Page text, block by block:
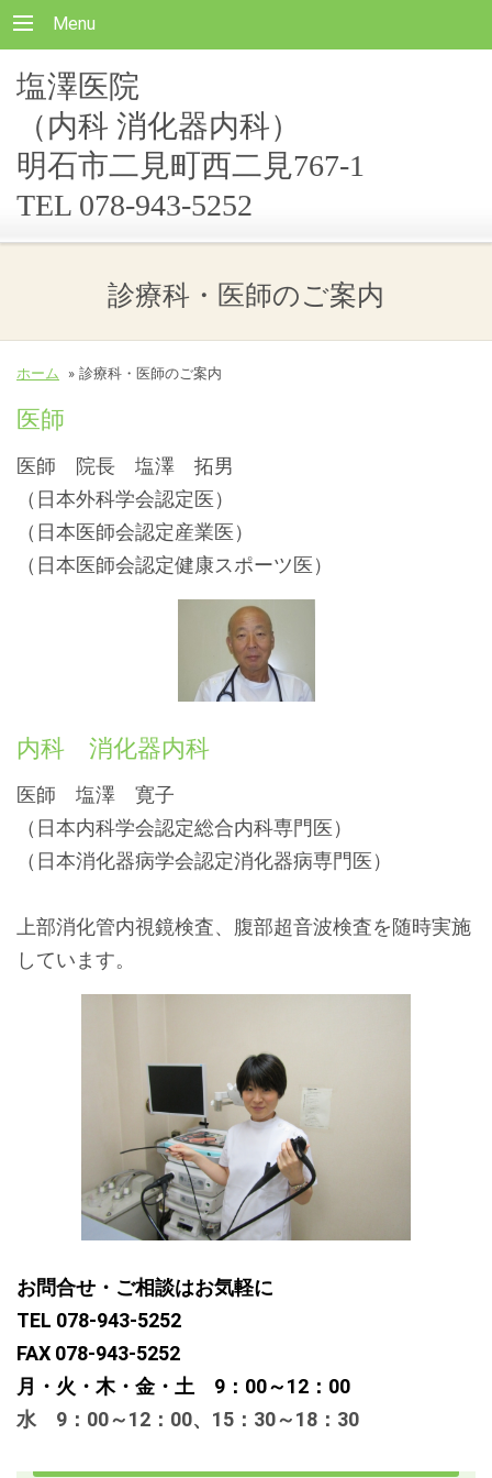
Menu
塩澤医院
（内科 消化器内科）
明石市二見町西二見767-1
TEL 078-943-5252
診療科・医師のご案内
ホーム » 診療科・医師のご案内
医師
医師 院長 塩澤 拓男
（日本外科学会認定医）
（日本医師会認定産業医）
（日本医師会認定健康スポーツ医）
内科 消化器内科
医師 塩澤 寛子
（日本内科学会認定総合内科専門医）
（日本消化器病学会認定消化器病専門医）
上部消化管内視鏡検査、腹部超音波検査を随時実施
しています。
お問合せ・ご相談はお気軽に
TEL 078-943-5252
FAX 078-943-5252
月・火・木・金・土 9：00～12：00
水 9：00～12：00、15：30～18：30